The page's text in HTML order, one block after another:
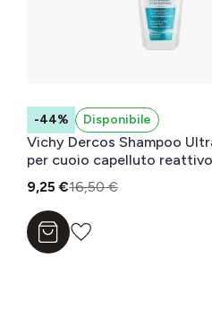
-44% Disponibile
Vichy Dercos Shampoo
per cuoio capelluto
9,25 €16,50 €
Aggiungi al carrello